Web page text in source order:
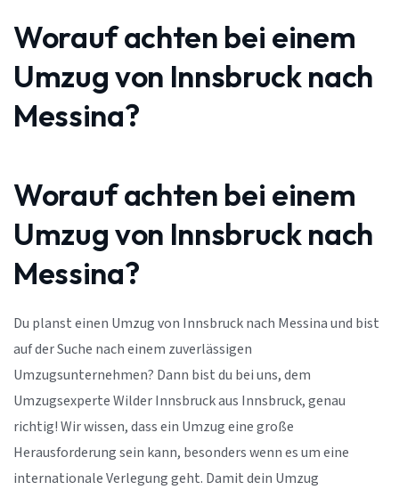
Worauf achten bei einem
Umzug von Innsbruck nach
Messina?
Worauf achten bei einem
Umzug von Innsbruck nach
Messina?
Du planst einen Umzug von Innsbruck nach Messina und bist
auf der Suche nach einem zuverlässigen
Umzugsunternehmen? Dann bist du bei uns, dem
Umzugsexperte Wilder Innsbruck aus Innsbruck, genau
richtig! Wir wissen, dass ein Umzug eine große
Herausforderung sein kann, besonders wenn es um eine
internationale Verlegung geht. Damit dein Umzug